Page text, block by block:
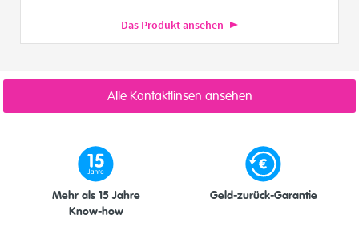
Das Produkt ansehen
Alle Kontaktlinsen ansehen
Mehr als 15 Jahre
Know-how
Geld-zurück-Garantie